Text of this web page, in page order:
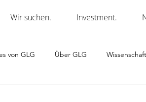
Wir suchen. Investment.
von GLG Über GLG Wissenschaft